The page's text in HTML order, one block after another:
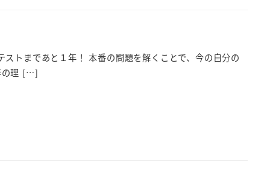
トまであと１年！ 本番の問題を解くことで、今の自分の
の理 […]